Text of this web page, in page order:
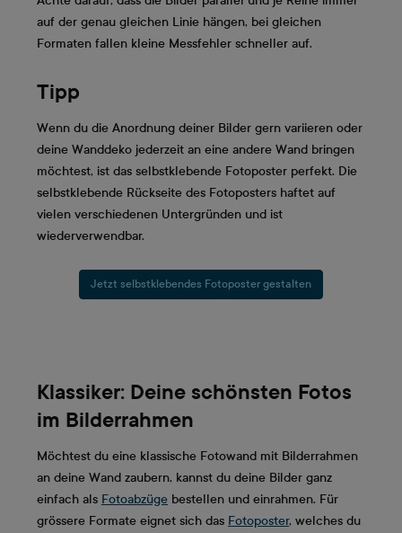
auf der genau gleichen Linie hängen, bei gleichen
Formaten fallen kleine Messfehler schneller auf.
Tipp
Wenn du die Anordnung deiner Bilder gern variieren oder
deine Wanddeko jederzeit an eine andere Wand bringen
möchtest, ist das selbstklebende Fotoposter perfekt. Die
selbstklebende Rückseite des Fotoposters haftet auf
vielen verschiedenen Untergründen und ist
wiederverwendbar.
Jetzt selbstklebendes Fotoposter gestalten
Klassiker: Deine schönsten Fotos
im Bilderrahmen
Möchtest du eine klassische Fotowand mit Bilderrahmen
an deine Wand zaubern, kannst du deine Bilder ganz
einfach als Fotoabzüge bestellen und einrahmen. Für
grössere Formate eignet sich das Fotoposter, welches du